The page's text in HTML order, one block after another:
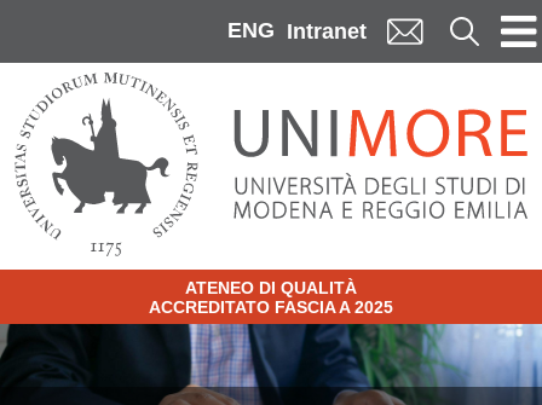
ENG Intranet Cerca
ATENEO DI QUALITÀ
ACCREDITATO FASCIA A 2025
Image